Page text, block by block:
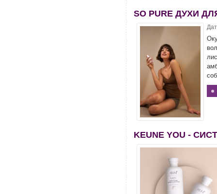
SO PURE ДУХИ
KEUNE YOU -